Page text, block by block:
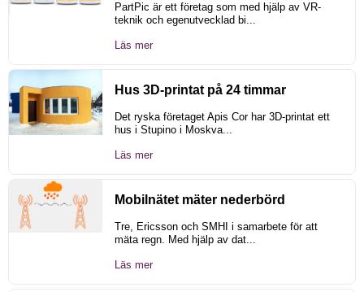
PartPic är ett företag som med hjälp av VR-
teknik och egenutvecklad bi...
Läs mer
Hus 3D-printat på 24 timmar
Det ryska företaget Apis Cor har 3D-printat ett
hus i Stupino i Moskva...
Läs mer
Mobilnätet mäter nederbörd
Tre, Ericsson och SMHI i samarbete för att
mäta regn. Med hjälp av dat...
Läs mer